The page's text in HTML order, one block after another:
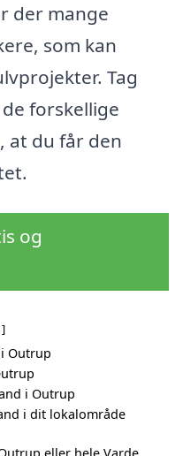
der mange
som kan
Tag
forskellige
at du får den
og
Outrup
i Outrup
i dit lokalområde